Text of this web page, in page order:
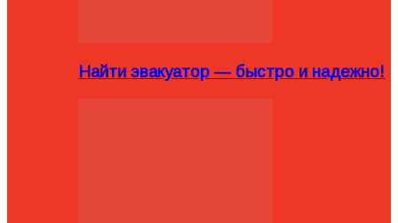
Найти эвакуатор — быстро и надежно!